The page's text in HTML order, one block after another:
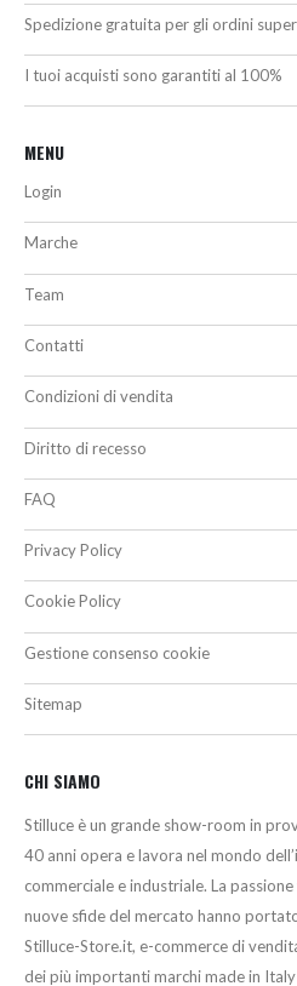
Spedizione gratuita per gli ordini
I tuoi acquisti sono garantiti al 100%
MENU
Login
Marche
Team
Contatti
Condizioni di vendita
Diritto di recesso
FAQ
Privacy Policy
Cookie Policy
Gestione consenso cookie
Sitemap
CHI SIAMO
Stilluce è un grande show-room in
40 anni opera e lavora nel mondo
commerciale e industriale. La
nuove sfide del mercato hanno
Stilluce-Store.it, e-commerce di
dei più importanti marchi made in